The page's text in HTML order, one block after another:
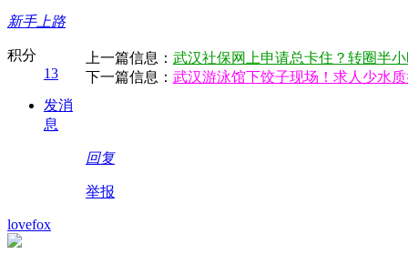
新手上路
积分
13
发消
息
上一篇信息： 武汉社保网上申请总卡住？转圈半
下一篇信息： 武汉游泳馆下饺子现场！求人少水
回复
举报
lovefox